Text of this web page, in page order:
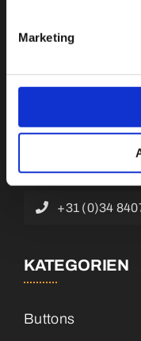
Marketing
Botnische
Niederlande
+31 (0)34
KATEGORIEN
Buttons